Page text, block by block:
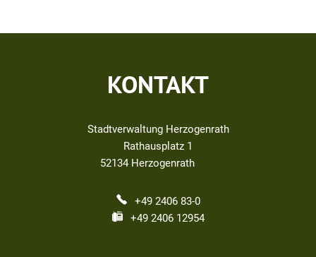
KONTAKT
Stadtverwaltung Herzogenrath
Rathausplatz 1
52134 Herzogenrath
+49 2406 83-0
+49 2406 12954